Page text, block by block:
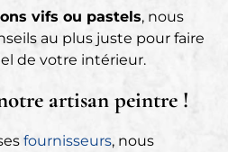
vifs ou pastels, nous
au plus juste pour faire
de votre intérieur.
artisan peintre !
fournisseurs, nous